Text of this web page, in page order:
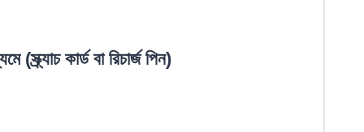
কার্ড বা রিচার্জ পিন)